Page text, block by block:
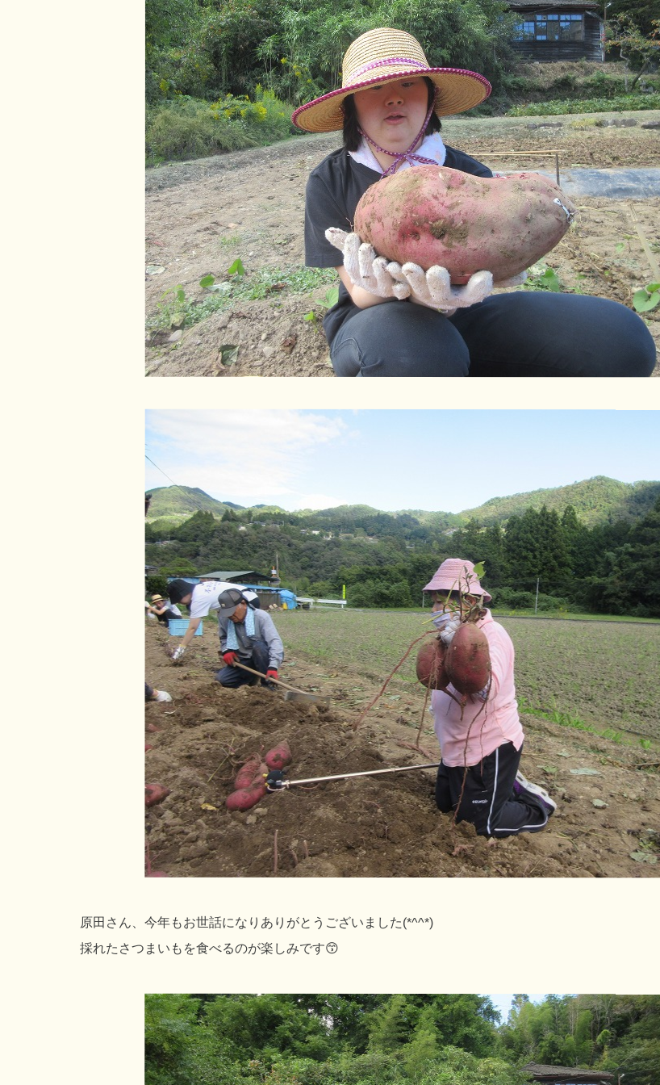
原田さん、今年もお世話になりありがとうございました(*^^*)
採れたさつまいもを食べるのが楽しみです😙